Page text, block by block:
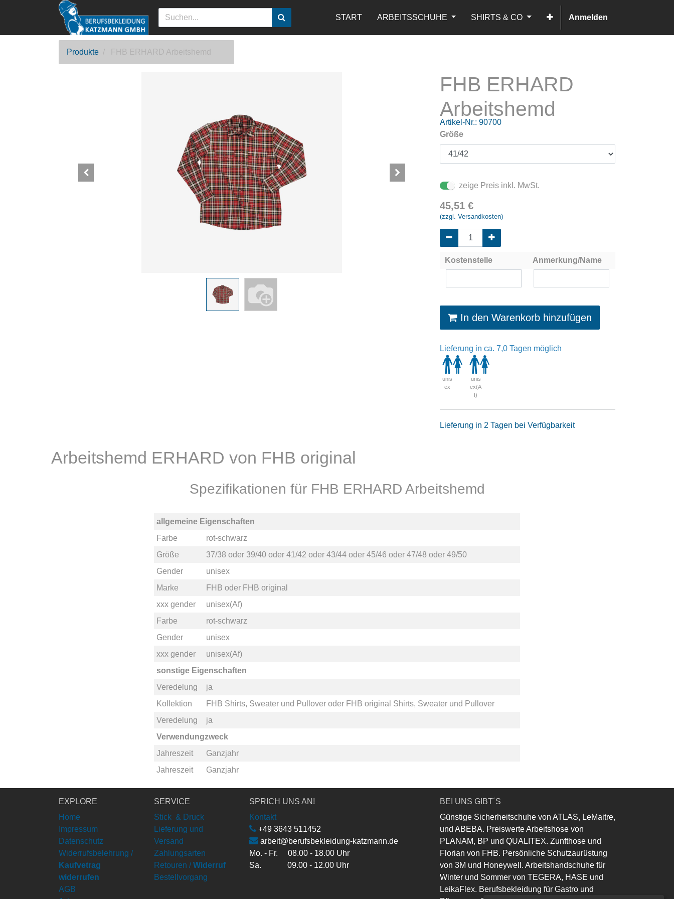
START ARBEITSSCHUHE SHIRTS & CO Anmelden
Produkte FHB ERHARD Arbeitshemd
FHB ERHARD
Arbeitshemd
Artikel-Nr.: 90700
Größe
zeige Preis inkl. MwSt.
45,51 €
(zzgl. Versandkosten)
Kostenstelle Anmerkung/Name
In den Warenkorb hinzufügen
Lieferung in ca. 7,0 Tagen möglich
unis
ex
unis
ex(A
f)
Lieferung in 2 Tagen bei Verfügbarkeit
Arbeitshemd ERHARD von FHB original
Spezifikationen für FHB ERHARD Arbeitshemd
allgemeine Eigenschaften
Farbe
rot-schwarz
Größe
37/38 oder 39/40oder 41/42 oder 43/44oder 45/46 oder 47/48 oder 49/50
Gender
unisex
Marke
FHB oder FHB original
xxx gender
unisex(Af)
Farbe
rot-schwarz
Gender
unisex
xxx gender
unisex(Af)
sonstige Eigenschaften
Veredelung
ja
Kollektion
FHB Shirts, Sweater und Pulloveroder FHB original Shirts, Sweater und Pullover
Veredelung
ja
Verwendungzweck
Jahreszeit
Ganzjahr
Jahreszeit
Ganzjahr
EXPLORE
Home
Impressum
Datenschutz
Widerrufsbelehrung /
Kaufvetrag
widerrufen
AGB
SERVICE
Stick & Druck
Lieferung und
Versand
Zahlungsarten
Retouren / Widerruf
Bestellvorgang
SPRICH UNS AN!
Kontakt
+49 3643 511452
arbeit@berufsbekleidung-katzmann.de
Mo. - Fr. 08.00 - 18.00 Uhr
Sa. 09.00 - 12.00 Uhr
BEI UNS GIBT´S
Günstige Sicherheitschuhe von ATLAS, LeMaitre,
und ABEBA. Preiswerte Arbeitshose von
PLANAM, BP und QUALITEX. Zunfthose und
Florian von FHB. Persönliche Schutzaurüstung
von 3M und Honeywell. Arbeitshandschuhe für
Winter und Sommer von TEGERA, HASE und
LeikaFlex. Berufsbekleidung für Gastro und